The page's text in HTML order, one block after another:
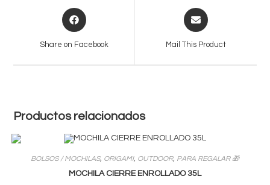
Opens
in
Share on Facebook
Opens
in
Mail This Product
Productos relacionados
BOLSOS / MOCHILAS, ORIGAMI, OUTDOOR, PARA REGALAR 🎁
MOCHILA CIERRE ENROLLADO 35L